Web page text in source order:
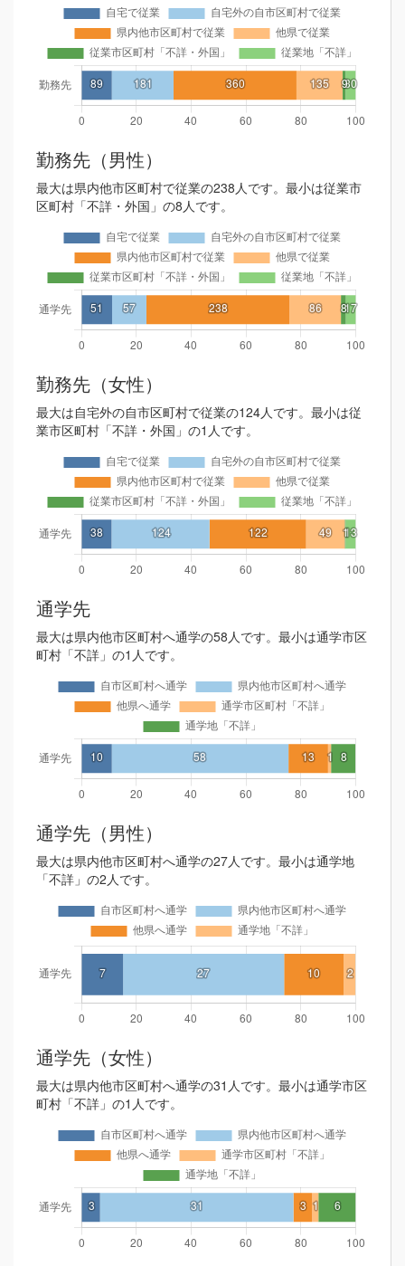
勤務先（男性）
最大は県内他市区町村で従業の238人です。最小は従業市
区町村「不詳・外国」の8人です。
勤務先（女性）
最大は自宅外の自市区町村で従業の124人です。最小は従
業市区町村「不詳・外国」の1人です。
通学先
最大は県内他市区町村へ通学の58人です。最小は通学市区
町村「不詳」の1人です。
通学先（男性）
最大は県内他市区町村へ通学の27人です。最小は通学地
「不詳」の2人です。
通学先（女性）
最大は県内他市区町村へ通学の31人です。最小は通学市区
町村「不詳」の1人です。